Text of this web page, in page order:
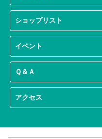
ショップリスト
イベント
Ｑ＆Ａ
アクセス